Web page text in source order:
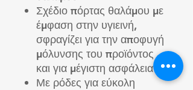
Σχέδιο πόρτας θαλάμου με
έμφαση στην υγιεινή,
σφραγίζει για την αποφυγή
μόλυνσης του προϊόντος
και για μέγιστη ασφάλεια
Με ρόδες για εύκολη